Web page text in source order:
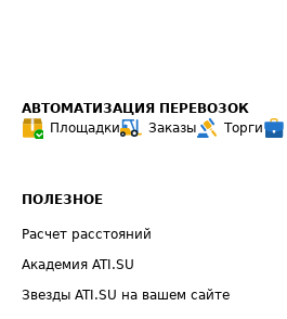
АВТОМАТИЗАЦИЯ ПЕРЕВОЗОК
Площадки
Заказы Торги
ПОЛЕЗНОЕ
Расчет расстояний
Академия ATI.SU
Звезды ATI.SU на вашем сайте